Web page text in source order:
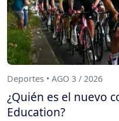
Deportes • AGO 3 / 2026
¿Quién es el nuevo
Education?